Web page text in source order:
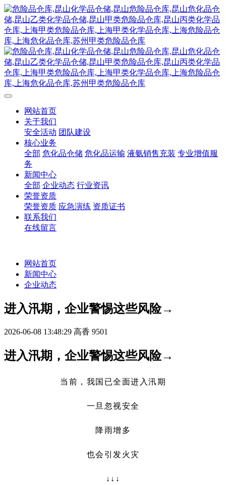
网站首页
关于我们
安全活动 团队建设
核心业务
全部 危化品仓储 危化品运输 液氨销售充装 专业增值服
务
新闻中心
全部 企业动态 行业资讯
荣誉资质
荣誉资质 应急演练 资质证书
联系我们
在线留言
网站首页
新闻中心
企业动态
进入汛期，企业警惕这些风险→
2026-06-08 13:48:29 高香 9501
进入汛期，企业警惕这些风险→
当前，我国已全面进入汛期
一旦忽视安全
降雨增多
也会引发火灾
↓↓↓